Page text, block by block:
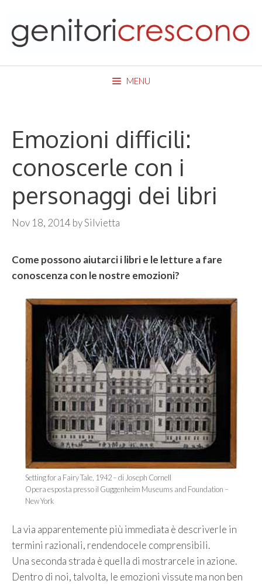
content
MENU
Emozioni difficili:
conoscerle con i
personaggi dei libri
Nov 18, 2014 bySilvietta
Come possono aiutarci i libri e le letture a fare
conoscenza con le nostre emozioni?
Setting for a Fairy Tale, 1942 – di Joseph Cornell
Opera esposta presso il Guggenheim Museums and Foundation –
New York
La via apparentemente più immediata è descriverle in
termini razionali, rendendocele comprensibili.
Una seconda strada è quella di mostrarcele in azione.
Dentro di noi, talvolta, le emozioni vissute ma non ben